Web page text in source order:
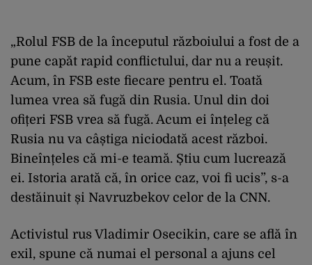
„Rolul FSB de la începutul războiului a fost de a
pune capăt rapid conflictului, dar nu a reușit.
Acum, în FSB este fiecare pentru el. Toată
lumea vrea să fugă din Rusia. Unul din doi
ofițeri FSB vrea să fugă. Acum ei înțeleg că
Rusia nu va câștiga niciodată acest război.
Bineînțeles că mi-e teamă. Știu cum lucrează
ei. Istoria arată că, în orice caz, voi fi ucis”, s-a
destăinuit și Navruzbekov celor de la CNN.
Activistul rus Vladimir Osecikin, care se află în
exil, spune că numai el personal a ajuns cel